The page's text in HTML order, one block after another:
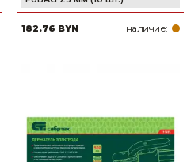
182.76 BYN наличие: